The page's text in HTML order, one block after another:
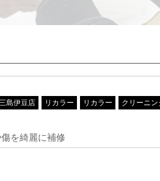
島伊豆店 リカラー リカラー クリーニン
を綺麗に補修